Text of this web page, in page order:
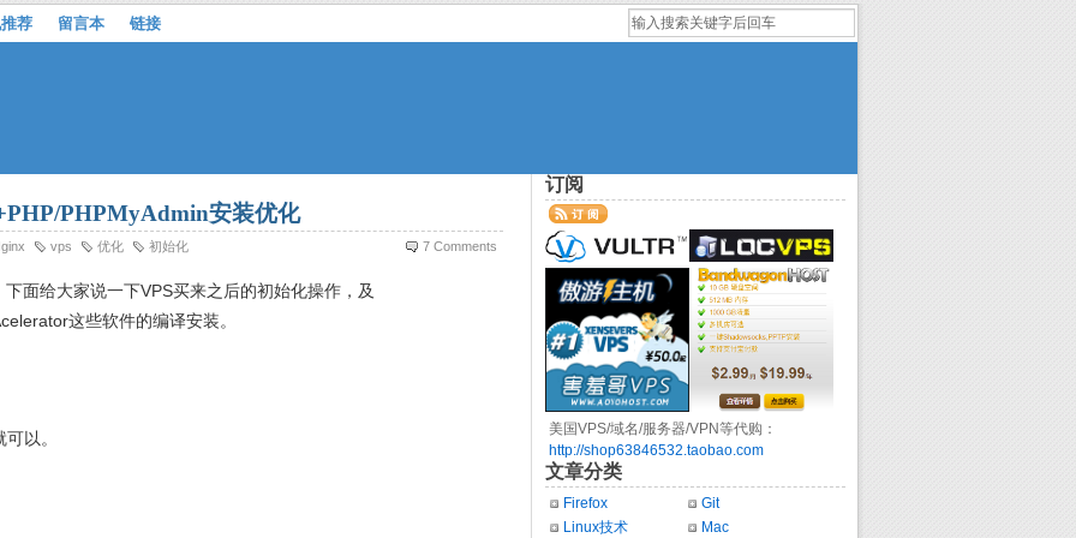
荐 留言本 链接
PHPMyAdmin安装优化
vps 优化 初始化 7 Comments
面给大家说一下VPS买来之后的初始化操作，及
这些软件的编译安装。
以。
订阅
美国VPS/域名/服务器/VPN等代购：
http://shop63846532.taobao.com
文章分类
Firefox
Git
Linux技术
Mac